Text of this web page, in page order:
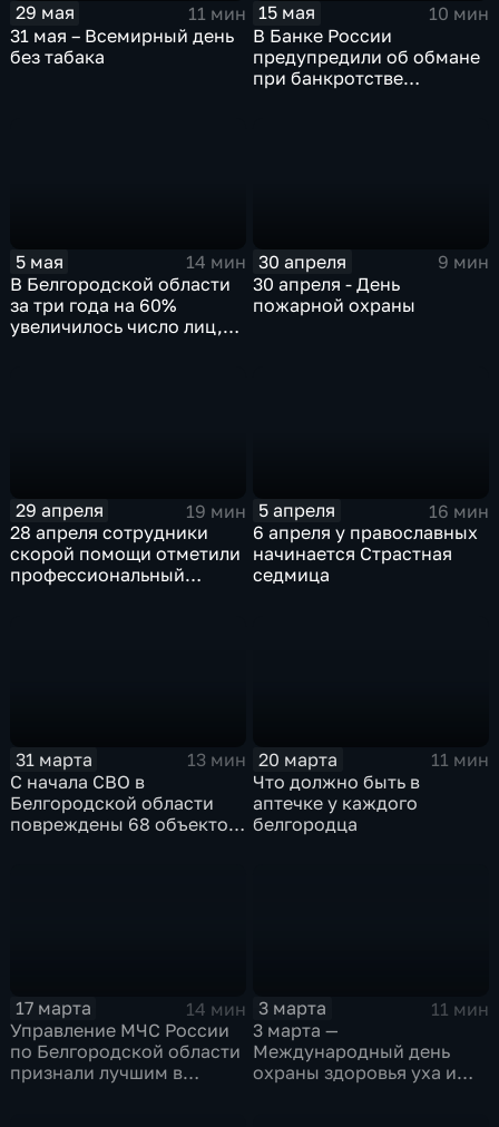
29 мая
11 мин
31 мая – Всемирный день
без табака
15 мая
10 мин
В Банке России
предупредили об обмане
при банкротстве
5 мая
14 мин
В Белгородской области
за три года на 60%
увеличилось число лиц,
30 апреля
9 мин
30 апреля - День
пожарной охраны
29 апреля
19 мин
28 апреля сотрудники
скорой помощи отметили
профессиональный
5 апреля
16 мин
6 апреля у православных
начинается Страстная
седмица
31 марта
13 мин
С начала СВО в
Белгородской области
повреждены 68 объектов
20 марта
11 мин
Что должно быть в
аптечке у каждого
белгородца
17 марта
14 мин
Управление МЧС России
по Белгородской области
признали лучшим в
3 марта
11 мин
3 марта —
Международный день
охраны здоровья уха и